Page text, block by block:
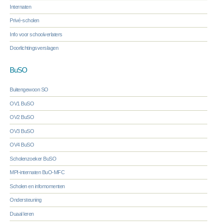
Internaten
Privé-scholen
Info voor schoolverlaters
Doorlichtingsverslagen
BuSO
Buitengewoon SO
OV1 BuSO
OV2 BuSO
OV3 BuSO
OV4 BuSO
Scholenzoeker BuSO
MPI-internaten BuO-MFC
Scholen en infomomenten
Ondersteuning
Duaal leren